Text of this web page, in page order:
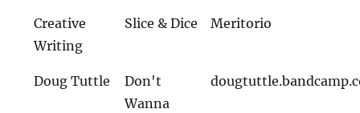
Creative
Writing
Slice & Dice Meritorio
Doug Tuttle
Don't
Wanna